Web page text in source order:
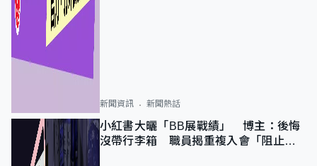
新聞資訊 新聞熱話
小紅書大曬「BB展戰績」 博主：後悔
沒帶行李箱 職員揭重複入會「阻止唔